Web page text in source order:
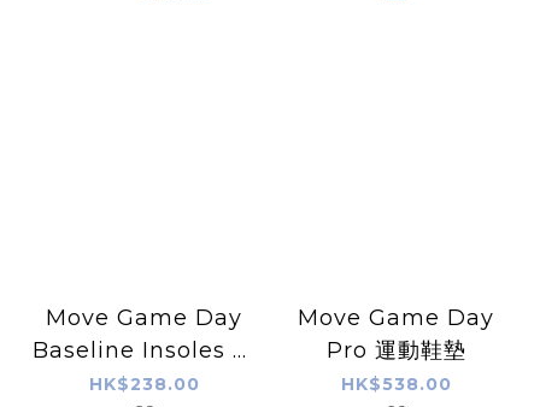
Move Game Day
Baseline Insoles 運
動鞋墊
HK$238.00
Move Game Day
Pro 運動鞋墊
HK$538.00